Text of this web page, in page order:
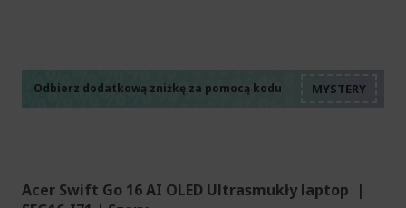
Odbierz dodatkową zniżkę za pomocą kodu
Acer Swift Go 16 AI OLED Ultrasmukły laptop |